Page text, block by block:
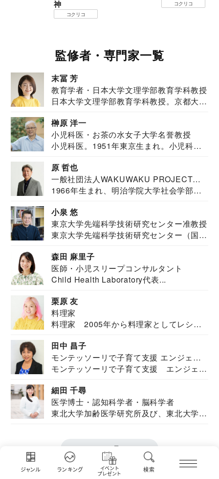
ジャンル ランキング イベント
プレゼント
検索
神
コクリコ
コクリコ
監修者・専門家一覧
末冨 芳
教育学者・日本大学文理学部教育学科教授
日本大学文理学部教育学科教授。京都大学
榊原 洋一
小児科医・お茶の水女子大学名誉教授
小児科医。1951年東京生まれ。小児科
原 哲也
一般社団法人WAKUWAKU PROJECT
JAPAN代表・言語聴覚士・社会福祉士
1966年生まれ、明治学院大学社会学部福
小泉 悠
東京大学先端科学技術研究センター准教授
東京大学先端科学技術研究センター（国際
森田 麻里子
医師・小児スリープコンサルタント
Child Health Laboratory代表...
栗原 友
料理家
料理家 2005年から料理家としてレシピ
田中 昌子
モンテッソーリで子育て支援 エンジェル
ズハウス研究所所長
モンテッソーリで子育て支援 エンジェル
細田 千尋
医学博士・認知科学者・脳科学者
東北大学加齢医学研究所及び、東北大学大
もっと見る